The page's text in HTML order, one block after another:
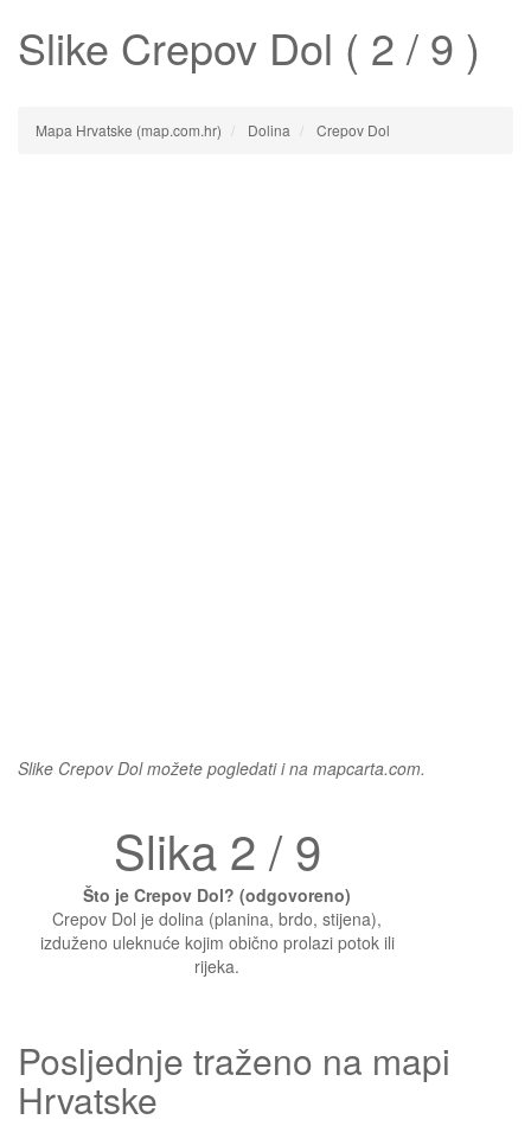
Slike Crepov Dol ( 2 / 9 )
Mapa Hrvatske (map.com.hr) Dolina Crepov Dol
Slike Crepov Dol možete pogledati i na mapcarta.com.
Slika 2 / 9
Što je Crepov Dol? (odgovoreno)
Crepov Dol je dolina (planina, brdo, stijena),
izduženo uleknuće kojim obično prolazi potok ili
rijeka.
Posljednje traženo na mapi
Hrvatske